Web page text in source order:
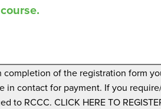
completion of the registration form
in contact for payment. If you
to RCCC. CLICK HERE TO